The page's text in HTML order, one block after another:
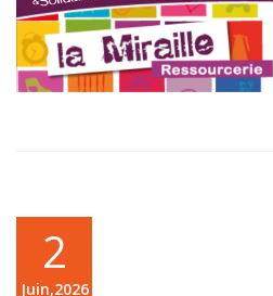
2
Juin,2026